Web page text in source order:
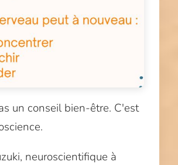
un conseil bien-être. C'est
neuroscientifique à